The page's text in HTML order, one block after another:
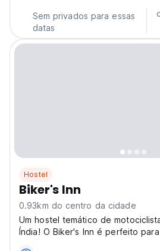
viajantes. (Auto-translated from
Sem privados para essas
datas
Hostel
Biker's Inn
0.93km do centro da cidade
Um hostel temático de
Índia! O Biker's Inn é perfeito